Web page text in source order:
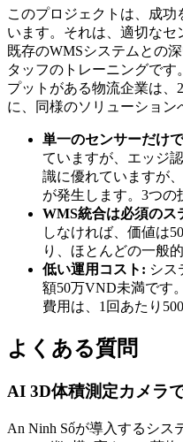
このプロジェクトは、成功
います。それは、適切なセ
既存のWMSシステムとの
タッフのトレーニングです
プットがある物流企業は、
に、同様のソリューション
単一のセンサーだけ
ていますが、エッジ
識に優れていますが
が発生します。3つの
WMS統合は必須のス
しなければ、価値は
り、ほとんどの一般
低い運用コスト: シス
額50万VND未満です
費用は、1回あたり
よくある質問
AI 3D体積測定カメラ
An Ninh Sốが導入するシス